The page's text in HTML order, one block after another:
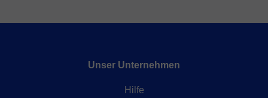
Unser Unternehmen
Hilfe